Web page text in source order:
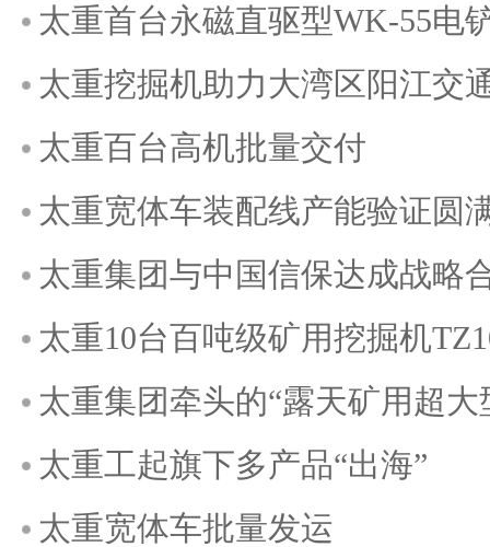
太重首台永磁直驱型WK-55电
太重挖掘机助力大湾区阳江交
太重百台高机批量交付
太重宽体车装配线产能验证圆
太重集团与中国信保达成战略
太重10台百吨级矿用挖掘机
太重集团牵头的“露天矿用超大型
太重工起旗下多产品“出海”
太重宽体车批量发运